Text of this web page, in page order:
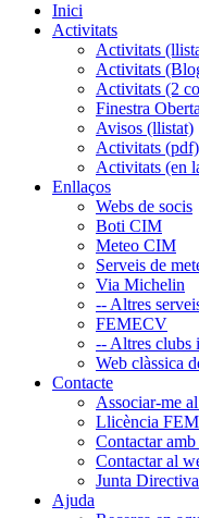
Inici
Activitats
Activitats
Activitats
Activitats (2
Finestra Oberta
Avisos (llistat)
Activitats (pdf)
Activitats (en
Enllaços
Webs de socis
Boti CIM
Meteo CIM
Serveis de
Via Michelin
-- Altres
FEMECV
-- Altres clubs
Web clàssica
Contacte
Associar-me
Llicència
Contactar
Contactar al
Junta
Ajuda